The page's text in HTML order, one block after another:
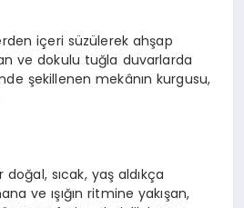
içeri süzülerek ahşap
ve dokulu tuğla duvarlarda
şekillenen mekânın kurgusu,
sıcak, yaş aldıkça
ve ışığın ritmine yakışan,